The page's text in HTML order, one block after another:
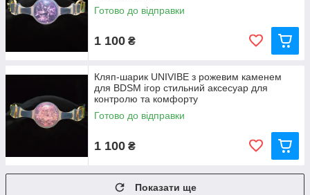
Готово до відправки
1 100 ₴
Кляп-шарик UNIVIBE з рожевим каменем
для BDSM ігор стильний аксесуар для
контролю та комфорту
Готово до відправки
1 100 ₴
Показати ще